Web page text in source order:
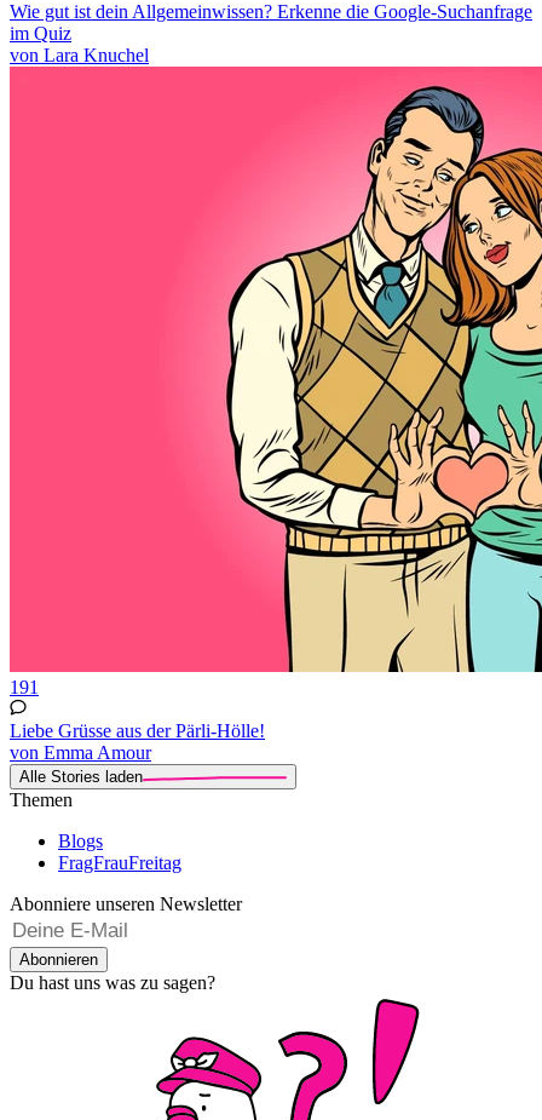
Wie gut ist dein Allgemeinwissen? Erkenne die Google-Suchanfrage
im Quiz
von Lara Knuchel
191
Liebe Grüsse aus der Pärli-Hölle!
von Emma Amour
Alle Stories laden
Themen
Blogs
FragFrauFreitag
Abonniere unseren Newsletter
Abonnieren
Du hast uns was zu sagen?